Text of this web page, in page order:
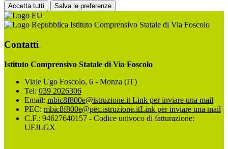
Accetta tutti Salva le preferenze
Istituto Comprensivo Statale di Via Foscolo
Contatti
Istituto Comprensivo Statale di Via Foscolo
Viale Ugo Foscolo, 6 - Monza (IT)
Tel: 039 2026306
Email: mbic8f800e@istruzione.it Link per inviare una mail
PEC: mbic8f800e@pec.istruzione.itLink per inviare una mail
C.F.: 94627640157 - Codice univoco di fatturazione:
UFJLGX